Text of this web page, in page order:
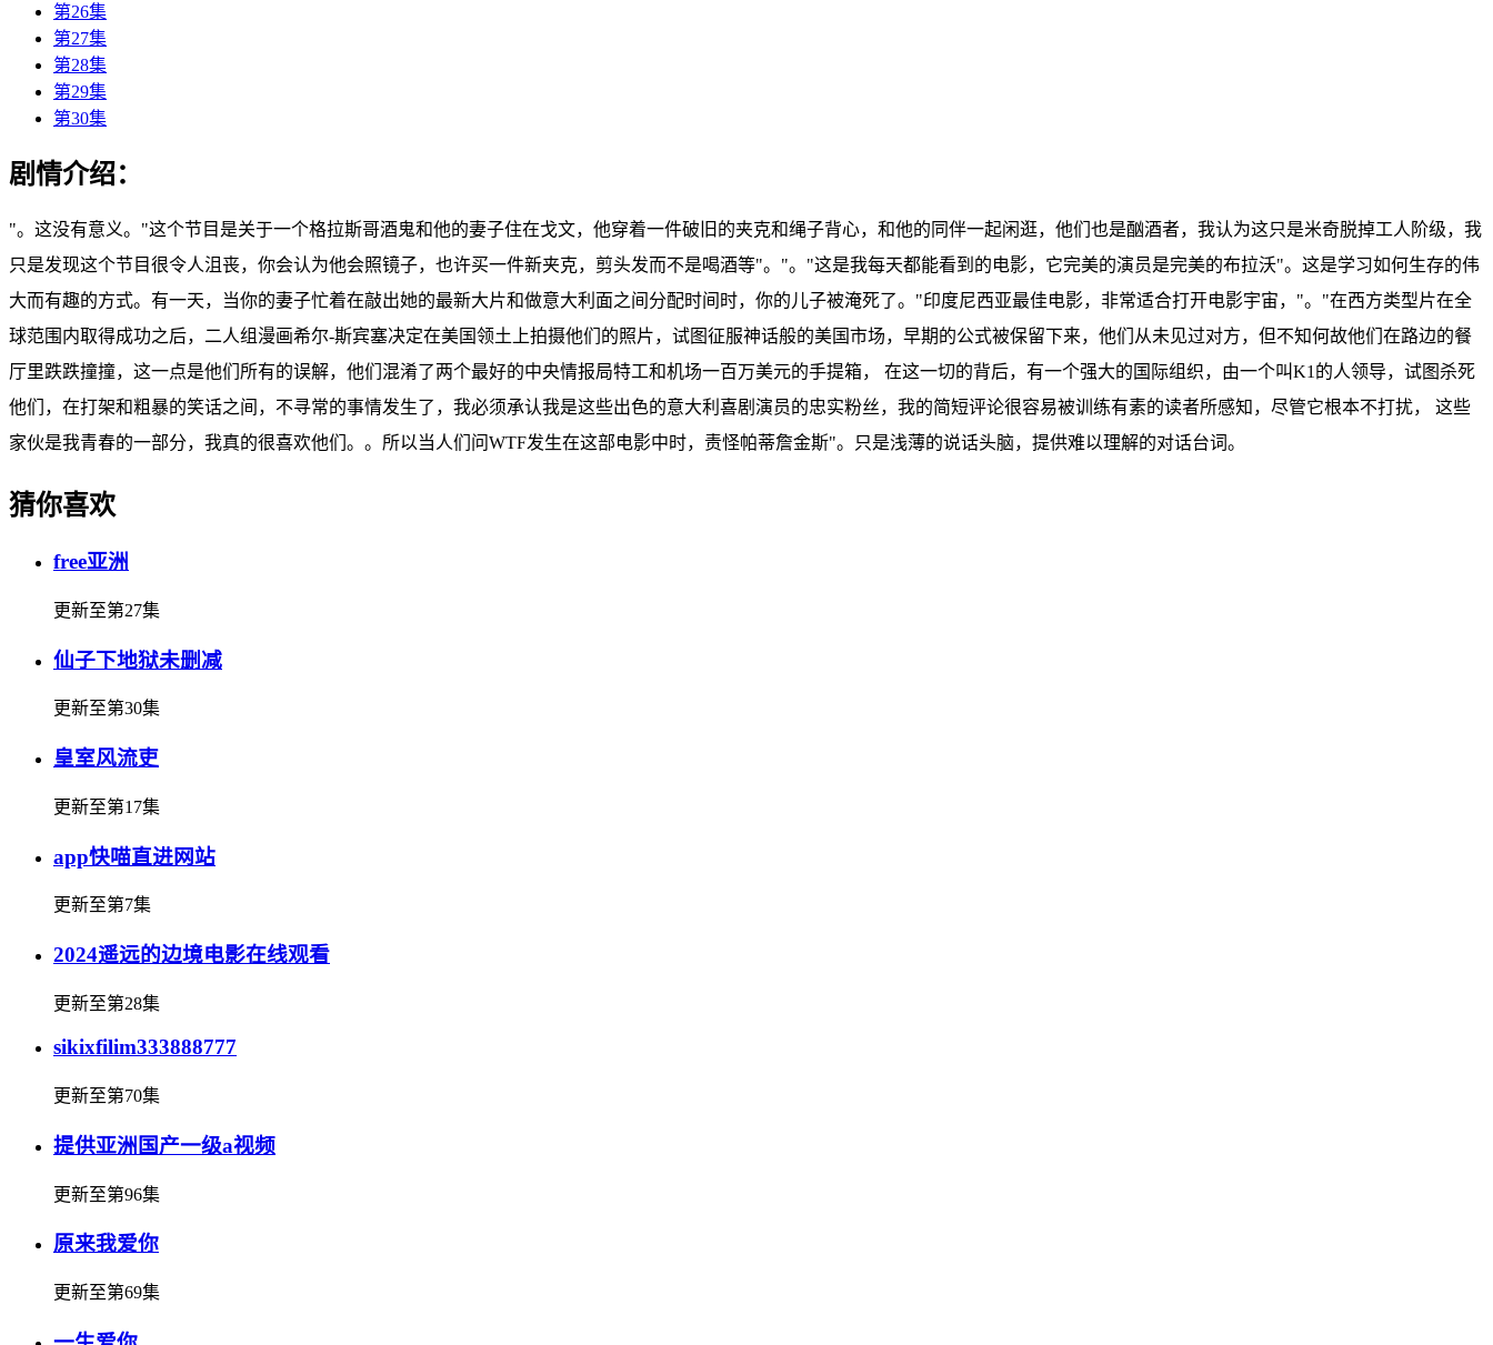
第26集
第27集
第28集
第29集
第30集
剧情介绍：
"。这没有意义。"这个节目是关于一个格拉斯哥酒鬼和他的妻子住在戈文，他穿着一件破旧的夹克和绳子背心，和他的同伴一起闲逛，他们也是酗酒者，我认为这只是米奇脱掉工人阶级，我
只是发现这个节目很令人沮丧，你会认为他会照镜子，也许买一件新夹克，剪头发而不是喝酒等"。"。"这是我每天都能看到的电影，它完美的演员是完美的布拉沃"。这是学习如何生存的伟
大而有趣的方式。有一天，当你的妻子忙着在敲出她的最新大片和做意大利面之间分配时间时，你的儿子被淹死了。"印度尼西亚最佳电影，非常适合打开电影宇宙，"。"在西方类型片在全
球范围内取得成功之后，二人组漫画希尔-斯宾塞决定在美国领土上拍摄他们的照片，试图征服神话般的美国市场，早期的公式被保留下来，他们从未见过对方，但不知何故他们在路边的餐
厅里跌跌撞撞，这一点是他们所有的误解，他们混淆了两个最好的中央情报局特工和机场一百万美元的手提箱， 在这一切的背后，有一个强大的国际组织，由一个叫K1的人领导，试图杀死
他们，在打架和粗暴的笑话之间，不寻常的事情发生了，我必须承认我是这些出色的意大利喜剧演员的忠实粉丝，我的简短评论很容易被训练有素的读者所感知，尽管它根本不打扰， 这些
家伙是我青春的一部分，我真的很喜欢他们。。所以当人们问WTF发生在这部电影中时，责怪帕蒂詹金斯"。只是浅薄的说话头脑，提供难以理解的对话台词。
猜你喜欢
free亚洲
更新至第27集
仙子下地狱未删减
更新至第30集
皇室风流吏
更新至第17集
app快喵直进网站
更新至第7集
2024遥远的边境电影在线观看
更新至第28集
sikixfilim333888777
更新至第70集
提供亚洲国产一级a视频
更新至第96集
原来我爱你
更新至第69集